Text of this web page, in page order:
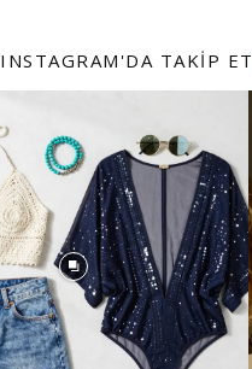
INSTAGRAM'DA TAKIP ET